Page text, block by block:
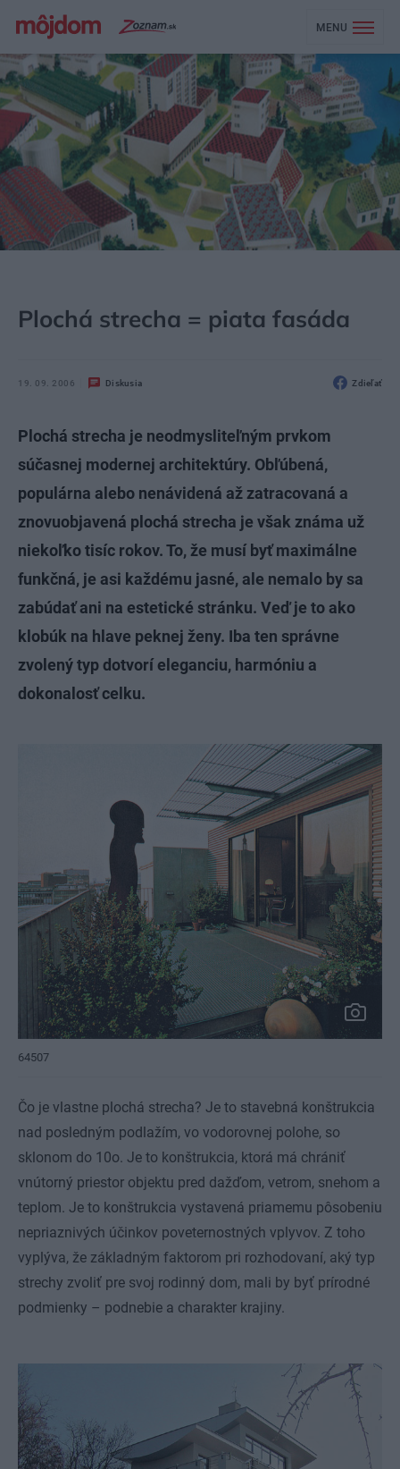
MENU
Plochá strecha = piata fasáda
19. 09. 2006 Diskusia Zdieľať
Plochá strecha je neodmysliteľným prvkom
súčasnej modernej architektúry. Obľúbená,
populárna alebo nenávidená až zatracovaná a
znovuobjavená plochá strecha je však známa už
niekoľko tisíc rokov. To, že musí byť maximálne
funkčná, je asi každému jasné, ale nemalo by sa
zabúdať ani na estetické stránku. Veď je to ako
klobúk na hlave peknej ženy. Iba ten správne
zvolený typ dotvorí eleganciu, harmóniu a
dokonalosť celku.
64507
Čo je vlastne plochá strecha? Je to stavebná konštrukcia
nad posledným podlažím, vo vodorovnej polohe, so
sklonom do 10o. Je to konštrukcia, ktorá má chrániť
vnútorný priestor objektu pred dažďom, vetrom, snehom a
teplom. Je to konštrukcia vystavená priamemu pôsobeniu
nepriaznivých účinkov poveternostných vplyvov. Z toho
vyplýva, že základným faktorom pri rozhodovaní, aký typ
strechy zvoliť pre svoj rodinný dom, mali by byť prírodné
podmienky – podnebie a charakter krajiny.